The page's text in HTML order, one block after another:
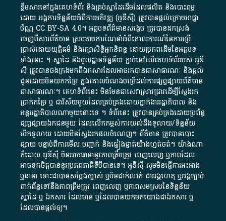
ខ្លឹមសារ​នៅ​ក្នុង​គេហទំព័រ និង​គ្រប់​ស្នា​ដៃ​ដើម​ដែល​ផលិត​ និង​បោះពុម្ព​
ដោយ​ អង្គការ​ទិន្នន័យ​អំពី​ការអភិវឌ្ឍ​​ (អូ​ឌី​ស៊ី)​ ត្រូវ​បាន​ផ្តល់​ក្រោម​អាជ្ញា
ប័ណ្ណ​CC BY-SA 4.0។​ អត្ថបទ​ព័ត៌មាន​សង្ខេប​ ត្រូវ​បាន​ដកស្រង់​
ចេញពី​សារព័ត៌មាន ស្របតាមការ​ណែនាំ​អំពី​គោលការណ៍​នៃ​ការ​ប្រើ
ប្រាស់​ដោយ​យុត្តិធម៌​ និង​រក្សាសិទ្ធិអ្នកនិពន្ធ ដោយ​ប្រភពដើម​នៃ​​អត្ថបទ
ទាំង​នោះ​ ។​ ស្នាដៃ​ និង​មូលដ្ឋាន​ទិន្នន័យ ​ភ្ជាប់​នៅ​លើ​គេហទំព័រ​របស់​ អូ​ឌី​
ស៊ី​ ត្រូវ​បាន​ចងក្រង​មក​ពី​ឯកសារ​ដែល​អាច​រក​បានជា​សាធារណៈ​ និង​ផ្តល់​
ជូន​ដោយ​មិន​យក​កម្រៃ​ ក្នុង​គោលបំណង​បម្រើ​ដល់ការ​ផ្សព្វផ្សាយ​ព័ត៌មាន​
ជា​សាធារណៈ​។​ គេហទំព័រ​នេះ​ មិនមែន​ជា​សេវា​ស្រាវជ្រាវ​ដើម្បី​ស្វែងរក
ប្រាក់​កម្រៃ​ ឬ​ ជា​វិស័យ​មួយ​ដែល​គ្រប់គ្រង​ដោយ​ភ្នាក់ងារ​រដ្ឋាភិបាល​ និង ​
អន្តររដ្ឋាភិបាល​ណាមួយ​នោះ​ទេ ​។​ ទំព័រ​នេះ​ ត្រូវ​បាន​គ្រប់គ្រង​ដោយ​ប្រព័ន្ធ​
ផ្សព្វផ្សាយ​ឯកជន​មួយ​ ដែល​លើកកម្ពស់​ការ​យល់​ដឹង​ទូលាយ​/​ទិន្នន័យ​
បើក​ទូលាយ​ ដោយ​មិនស្វែង​រក​ផល​ចំណេញ​។​ ព័ត៌មាន​ ត្រូវ​បាន​បោះ
ផ្សាយ​ បន្ទាប់​ពី​ការ​មើល​ បញ្ជាក់​ និង​ផ្ទៀងផ្ទាត់​យ៉ាង​ហ្មត់ចត់​។​ យ៉ាងណា​
ក៏​ដោយ​ អូ​ឌី​ស៊ី​ មិន​អាច​ធានា​នូវ​ភាព​ត្រឹមត្រូវ​ ពេញលេញ​ ឬ​ភាព​ដែល​
អាច​ទុកចិត្ត​បាននូវ​ប្រភព​ភាគី​ទី​បី​បាន​ទេ​។​ អូ​ឌី​ស៊ី​ សូម​មិន​ធ្វើការ​អះអាង​
ឬ​ធានា​ ទោះជា​បាន​សម្តែង​ច្បាស់​ ឬ​មិន​ជាក់លាក់​ ជា​អង្គហេតុ​ ឬ​អង្គច្បាប់​
ពាក់ព័ន្ធ​ទៅ​នឹង​ភាព​ត្រឹមត្រូវ​ ពេញលេញ​ ឬ​ភាព​សម​ស្រប​នៃ​ទិន្នន័យ​
ស្នាដៃ​ ឬ​ ឯកសារ​ ដែល​មាន​ ឬ​ដែល​បាន​យក​មក​យោង​ជា​ឯកសារ​ ឬ​
ដែល​បាន​ផ្តល់​ឲ្យ​។